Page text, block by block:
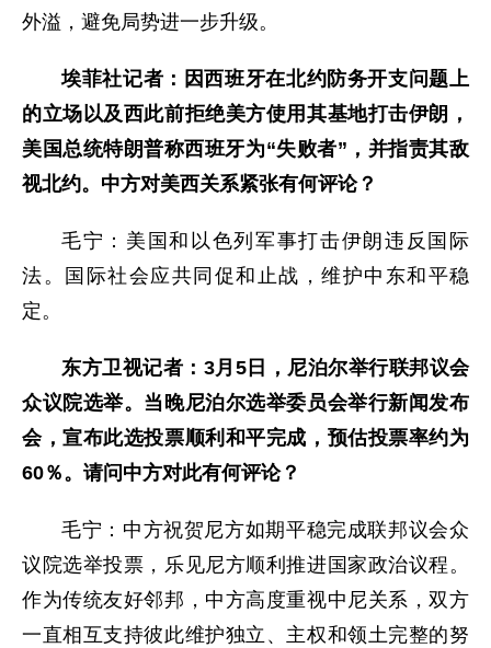
外溢，避免局势进一步升级。
埃菲社记者：因西班牙在北约防务开支问题上
的立场以及西此前拒绝美方使用其基地打击伊朗，
美国总统特朗普称西班牙为“失败者”，并指责其敌
视北约。中方对美西关系紧张有何评论？
毛宁：美国和以色列军事打击伊朗违反国际
法。国际社会应共同促和止战，维护中东和平稳
定。
东方卫视记者：3月5日，尼泊尔举行联邦议会
众议院选举。当晚尼泊尔选举委员会举行新闻发布
会，宣布此选投票顺利和平完成，预估投票率约为
60％。请问中方对此有何评论？
毛宁：中方祝贺尼方如期平稳完成联邦议会众
议院选举投票，乐见尼方顺利推进国家政治议程。
作为传统友好邻邦，中方高度重视中尼关系，双方
一直相互支持彼此维护独立、主权和领土完整的努